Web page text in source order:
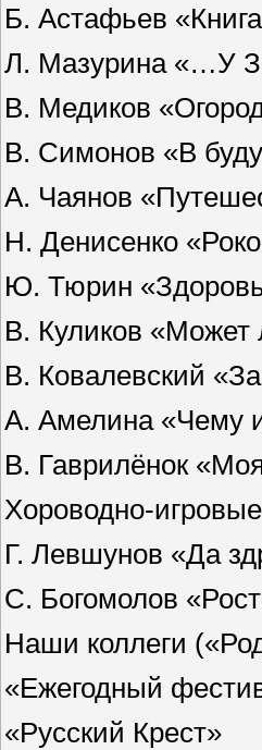
Б. Астафьев
Л. Мазурина «…У
В. Медиков
В. Симонов «В
А. Чаянов
Н. Денисенко
Ю. Тюрин
В. Куликов «Может
В. Ковалевский
А. Амелина «Чему
В. Гаврилёнок
Хороводно-
Г. Левшунов «Да
С. Богомолов
Наши коллеги
«Ежегодный
«Русский Крест»